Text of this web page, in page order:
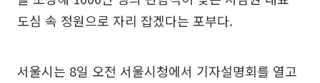
도심 속 정원으로 자리 잡겠다는 포부다.
서울시는 8일 오전 서울시청에서 기자설명회를 열고